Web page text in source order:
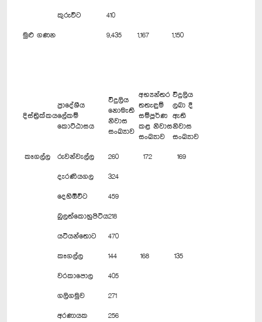
කුරුවිට 410
මුළු ගණන 9,435 1,167 1,150
දිස්ත්‍රික්කය
ප්‍රාදේශීය
ලේකම්
කොට්ඨාසය
විදුලිය
නොමැති
නිවාස
සංඛ්‍යාව
අභ්‍යන්තර
තතැඳුම්
සම්පූර්ණ
කළ නිවාස
සංඛ්‍යාව
විදුලිය
ලබා දී
ඇති
නිවාස
සංඛ්‍යාව
කෑගල්ල රුවන්වැල්ල 260 172 169
දැරණියගල 324
දෙහිඕවිට 459
බුලත්කොහුපිටිය218
යටියන්තොට 470
කෑගල්ල 144 168 135
වරකාපොල 405
ගලිගමුව 271
අරණායක 256